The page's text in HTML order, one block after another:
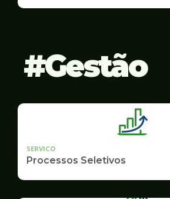
Finanças
Gestão
SERVICO
Processos Seletivos